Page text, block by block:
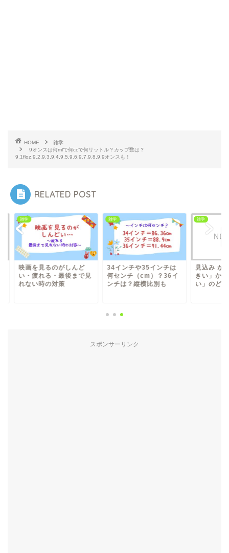
HOME
雑学
9オンスは何mlで何ccで何リットル？カップ数は？
9.1floz,9.2,9.3,9.4,9.5,9.6,9.7,9.8,9.9オンスも！
RELATED POST
を見るのがしんど
疲れる・最後まで見
い時の対策
雑学
34インチや35インチは
何センチ（cm）？36イ
ンチは？縦横比別も
雑学
見込み が「高い」か
きい」か「多い」か
い」のどれを使うべ
スポンサーリンク